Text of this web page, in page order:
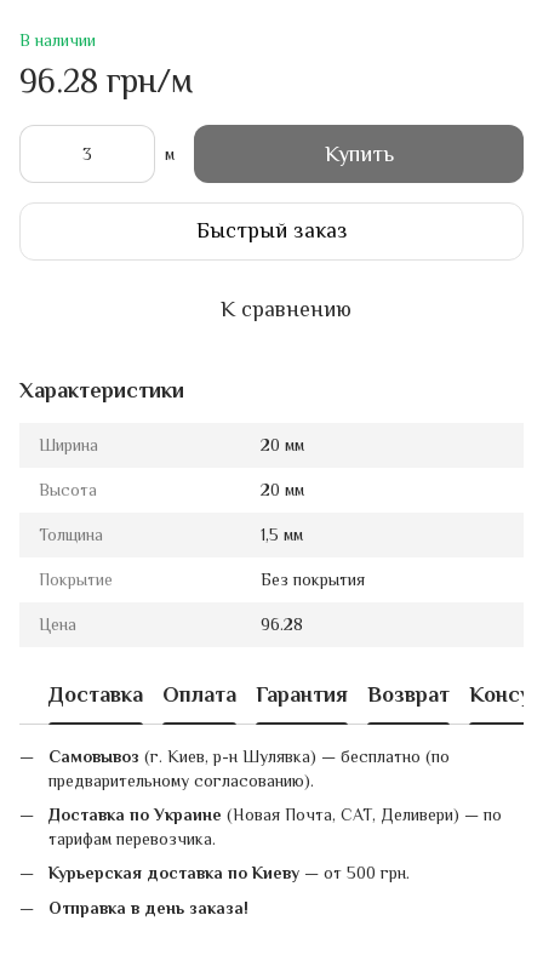
В наличии
96.28 грн/м
м Купить
Быстрый заказ
К сравнению
Характеристики
Ширина 20 мм
Высота 20 мм
Толщина 1,5 мм
Покрытие Без покрытия
Цена 96.28
Доставка Оплата Гарантия Возврат
Самовывоз (г. Киев, р-н Шулявка) — бесплатно (по
предварительному согласованию).
Доставка по Украине (Новая Почта, САТ, Деливери) — по
тарифам перевозчика.
Курьерская доставка по Киеву — от 500 грн.
Отправка в день заказа!